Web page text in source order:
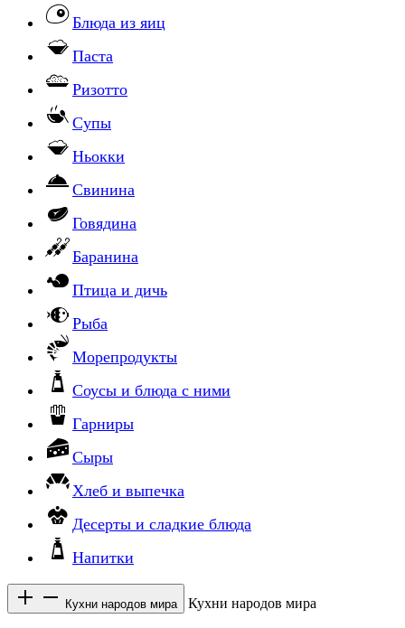
Блюда из яиц
Паста
Ризотто
Супы
Ньокки
Свинина
Говядина
Баранина
Птица и дичь
Рыба
Морепродукты
Соусы и блюда с ними
Гарниры
Сыры
Хлеб и выпечка
Десерты и сладкие блюда
Напитки
Кухни народов мира Кухни народов мира